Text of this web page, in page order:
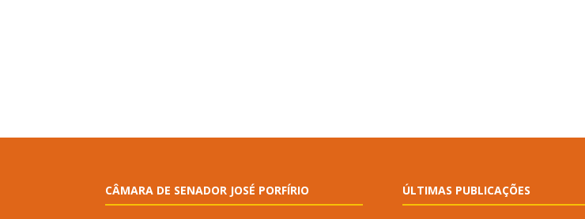
CÂMARA DE SENADOR JOSÉ PORFÍRIO ÚLTIMAS PUBLICAÇÕES